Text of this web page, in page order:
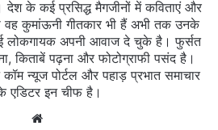
के कई प्रसिद्ध मैगजीनों में कविताएं और
वह कुमांऊनी गीतकार भी हैं अभी तक उनके
लोकगायक अपनी आवाज दे चुके है। फुर्सत
किताबें पढ़ना और फोटोग्राफी पसंद है।
कॉम न्यूज पोर्टल और पहाड़ प्रभात समाचार
एडिटर इन चीफ है।
Website